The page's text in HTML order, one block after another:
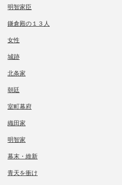
明智家臣
鎌倉殿の１３人
女性
城跡
北条家
朝廷
室町幕府
織田家
明智家
幕末・維新
青天を衝け